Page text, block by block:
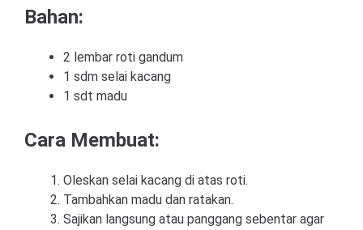
Bahan:
2 lembar roti gandum
1 sdm selai kacang
1 sdt madu
Cara Membuat:
Oleskan selai kacang di atas roti.
Tambahkan madu dan ratakan.
Sajikan langsung atau panggang sebentar agar